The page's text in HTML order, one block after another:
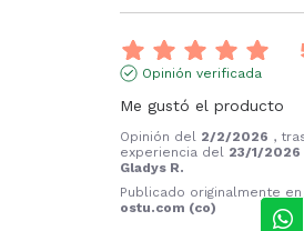
Opinión verificada
Me gustó el producto
Opinión del 2/2/2026 ,
experiencia del 23/1/2026
Gladys R.
Publicado originalmente en
ostu.com (co)